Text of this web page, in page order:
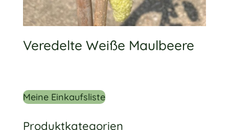
Veredelte Weiße Maulbeere
Meine Einkaufsliste
Produktkategorien